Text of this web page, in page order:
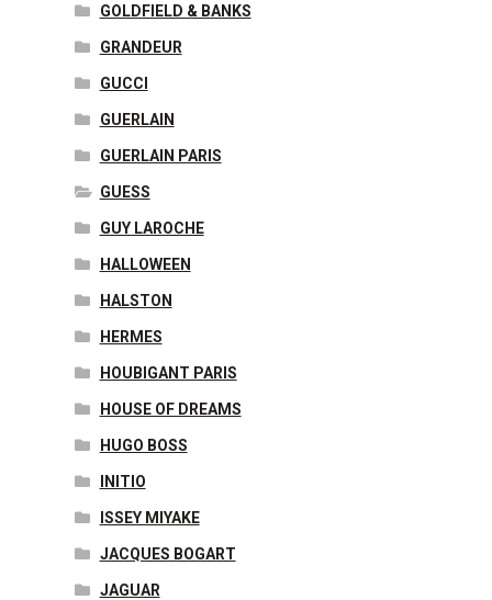
GOLDFIELD & BANKS
GRANDEUR
GUCCI
GUERLAIN
GUERLAIN PARIS
GUESS
GUY LAROCHE
HALLOWEEN
HALSTON
HERMES
HOUBIGANT PARIS
HOUSE OF DREAMS
HUGO BOSS
INITIO
ISSEY MIYAKE
JACQUES BOGART
JAGUAR